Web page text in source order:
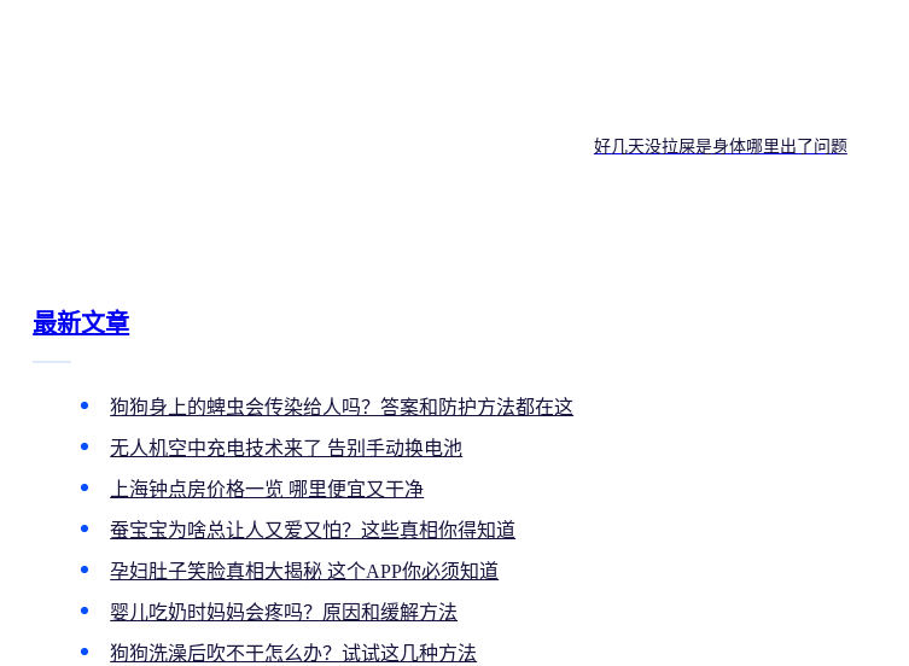
好几天没拉屎是身体哪里出了问题
最新文章
狗狗身上的蜱虫会传染给人吗？答案和防护方法都在这
无人机空中充电技术来了 告别手动换电池
上海钟点房价格一览 哪里便宜又干净
蚕宝宝为啥总让人又爱又怕？这些真相你得知道
孕妇肚子笑脸真相大揭秘 这个APP你必须知道
婴儿吃奶时妈妈会疼吗？原因和缓解方法
狗狗洗澡后吹不干怎么办？试试这几种方法